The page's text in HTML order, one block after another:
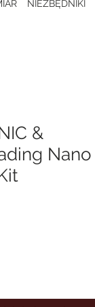
NIEZBĘDNIKI
&
Nano